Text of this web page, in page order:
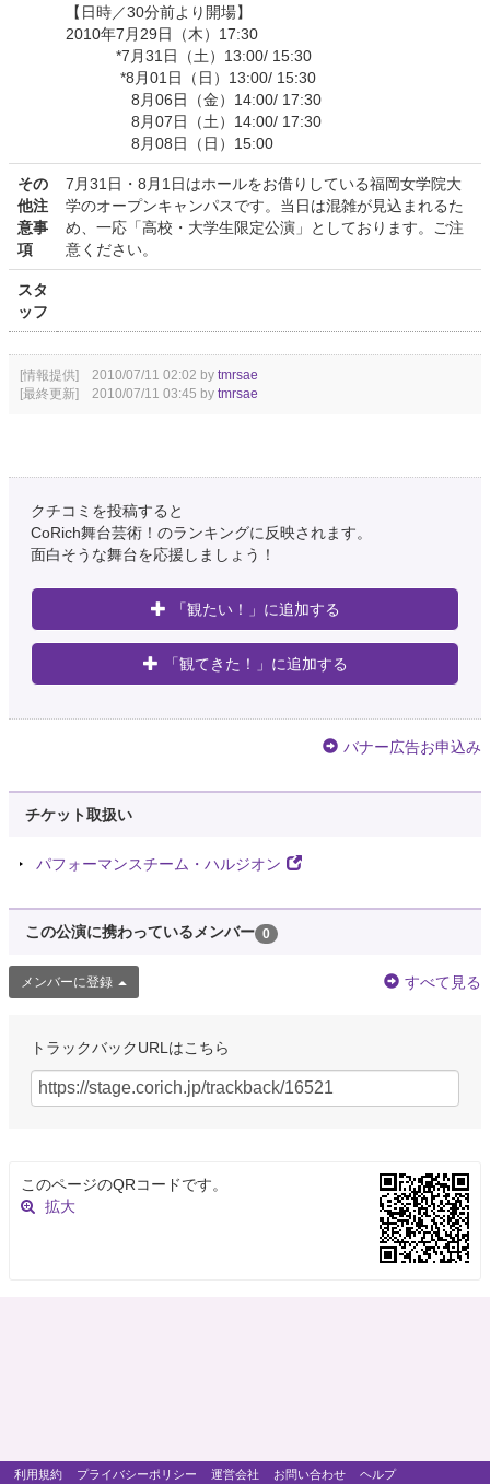
【日時／30分前より開場】
2010年7月29日（木）17:30
*7月31日（土）13:00/ 15:30
*8月01日（日）13:00/ 15:30
8月06日（金）14:00/ 17:30
8月07日（土）14:00/ 17:30
8月08日（日）15:00
その
他注
意事
項
7月31日・8月1日はホールをお借りしている福岡女学院大
学のオープンキャンパスです。当日は混雑が見込まれるた
め、一応「高校・大学生限定公演」としております。ご注
意ください。
スタ
ッフ
[情報提供] 2010/07/11 02:02 by tmrsae
[最終更新] 2010/07/11 03:45 by tmrsae
クチコミを投稿すると
CoRich舞台芸術！のランキングに反映されます。
面白そうな舞台を応援しましょう！
「観たい！」に追加する
「観てきた！」に追加する
バナー広告お申込み
チケット取扱い
パフォーマンスチーム・ハルジオン
この公演に携わっているメンバー 0
メンバーに登録 すべて見る
トラックバックURLはこちら
このページのQRコードです。
拡大
利用規約 プライバシーポリシー 運営会社 お問い合わせ
ヘルプ